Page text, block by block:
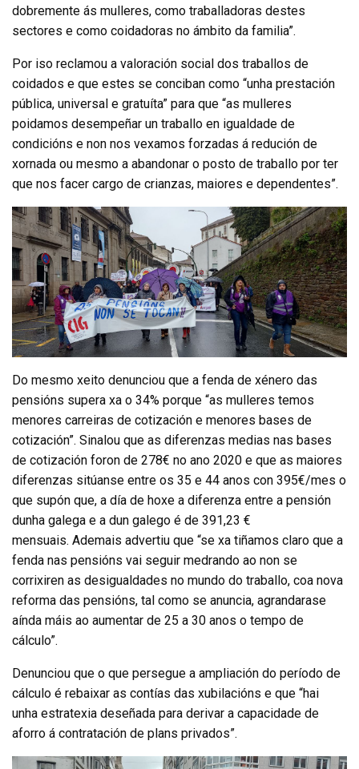
dobremente ás mulleres, como traballadoras destes
sectores e como coidadoras no ámbito da familia”.
Por iso reclamou a valoración social dos traballos de
coidados e que estes se conciban como “unha prestación
pública, universal e gratuíta” para que “as mulleres
poidamos desempeñar un traballo en igualdade de
condicións e non nos vexamos forzadas á redución de
xornada ou mesmo a abandonar o posto de traballo por ter
que nos facer cargo de crianzas, maiores e dependentes”.
Do mesmo xeito denunciou que a fenda de xénero das
pensións supera xa o 34% porque “as mulleres temos
menores carreiras de cotización e menores bases de
cotización”. Sinalou que as diferenzas medias nas bases
de cotización foron de 278€ no ano 2020 e que as maiores
diferenzas sitúanse entre os 35 e 44 anos con 395€/mes o
que supón que, a día de hoxe a diferenza entre a pensión
dunha galega e a dun galego é de 391,23 €
mensuais. Ademais advertiu que “se xa tiñamos claro que a
fenda nas pensións vai seguir medrando ao non se
corrixiren as desigualdades no mundo do traballo, coa nova
reforma das pensións, tal como se anuncia, agrandarase
aínda máis ao aumentar de 25 a 30 anos o tempo de
cálculo”.
Denunciou que o que persegue a ampliación do período de
cálculo é rebaixar as contías das xubilacións e que “hai
unha estratexia deseñada para derivar a capacidade de
aforro á contratación de plans privados”.